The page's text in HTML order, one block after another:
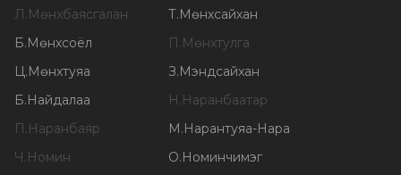
Л.Мөнхбаясгалан Т.Мөнхсайхан
Б.Мөнхсоёл П.Мөнхтулга
Ц.Мөнхтуяа З.Мэндсайхан
Б.Найдалаа Н.Наранбаатар
П.Наранбаяр М.Нарантуяа-Нара
Ч.Номин О.Номинчимэг